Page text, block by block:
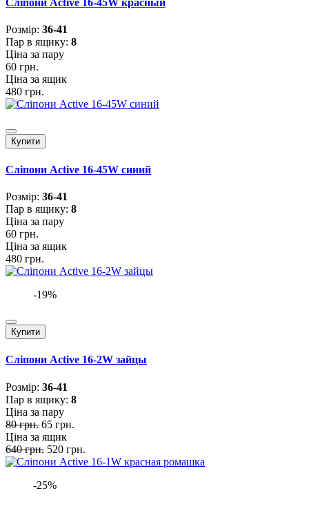
Сліпони Active 16-45W красный
Розмiр: 36-41
Пар в ящику: 8
Ціна за пару
60 грн.
Ціна за ящик
480 грн.
Купити
Сліпони Active 16-45W синий
Розмiр: 36-41
Пар в ящику: 8
Ціна за пару
60 грн.
Ціна за ящик
480 грн.
-19%
Купити
Сліпони Active 16-2W зайцы
Розмiр: 36-41
Пар в ящику: 8
Ціна за пару
80 грн. 65 грн.
Ціна за ящик
640 грн. 520 грн.
-25%